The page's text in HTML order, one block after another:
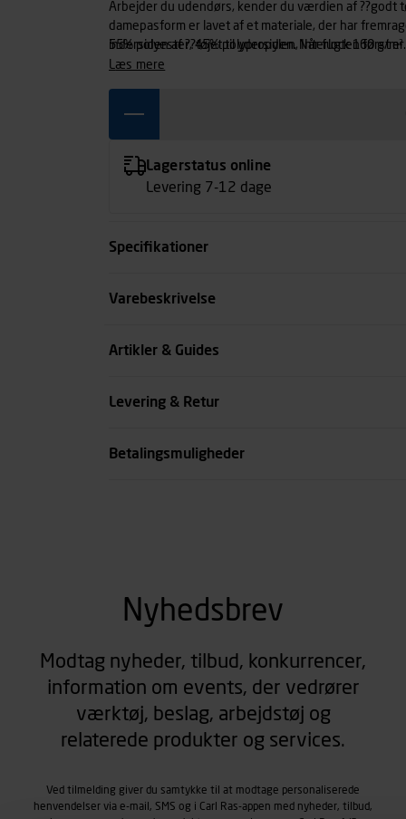
Arbejder du udendørs, kender du værdien af ??godt
damepasform er lavet af et materiale, der har
indersiden af ??tøjet til ydersiden. Når fugten først
behageligt klima for kroppen. Kan ikke
55% polyester, 45% polypropylen, Interlock 160 g/m².
læs mere
Lagerstatus online
Levering 7-12 dage
Specifikationer
Størrelse
Varebeskrivelse
Artikler & Guides
Levering & Retur
Betalingsmuligheder
Nyhedsbrev
Modtag nyheder, tilbud, konkurrencer,
information om events, der vedrører
værktøj, beslag, arbejdstøj og
relaterede produkter og services.
Ved tilmelding giver du samtykke til at modtage personaliserede
henvendelser via e-mail, SMS og i Carl Ras-appen med nyheder, tilbud,